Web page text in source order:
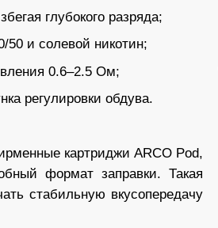
глубокого разряда;
50 и солевой никотин;
0.6–2.5 Ом;
регулировки обдува.
картриджи ARCO Pod,
формат заправки. Такая
стабильную вкусопередачу